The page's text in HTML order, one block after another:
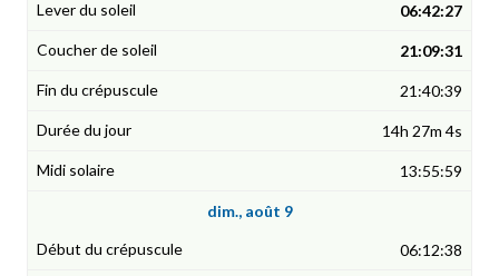
06:42:27
21:09:31
21:40:39
14h 27m 4s
13:55:59
dim., août 9
06:12:38